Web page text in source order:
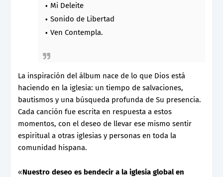
Mi Deleite
Sonido de Libertad
Ven Contempla.
La inspiración del álbum nace de lo que Dios está
haciendo en la iglesia: un tiempo de salvaciones,
bautismos y una búsqueda profunda de Su presencia.
Cada canción fue escrita en respuesta a estos
momentos, con el deseo de llevar ese mismo sentir
espiritual a otras iglesias y personas en toda la
comunidad hispana.
«Nuestro deseo es bendecir a la iglesia global en